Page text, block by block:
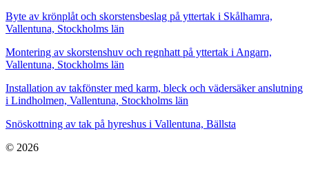
Byte av krönplåt och skorstensbeslag på yttertak i Skålhamra,
Vallentuna, Stockholms län
Montering av skorstenshuv och regnhatt på yttertak i Angarn,
Vallentuna, Stockholms län
Installation av takfönster med karm, bleck och vädersäker anslutning
i Lindholmen, Vallentuna, Stockholms län
Snöskottning av tak på hyreshus i Vallentuna, Bällsta
© 2026